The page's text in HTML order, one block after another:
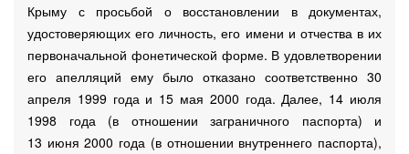
Крыму с просьбой о восстановлении в документах,
удостоверяющих его личность, его имени и отчества в их
первоначальной фонетической форме. В удовлетворении
его апелляций ему было отказано соответственно 30
апреля 1999 года и 15 мая 2000 года. Далее, 14 июля
1998 года (в отношении заграничного паспорта) и
13 июня 2000 года (в отношении внутреннего паспорта),